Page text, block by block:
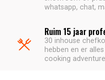
whatsapp, chat,
Ruim 15 jaar
30 inhouse
hebben en er
cooking